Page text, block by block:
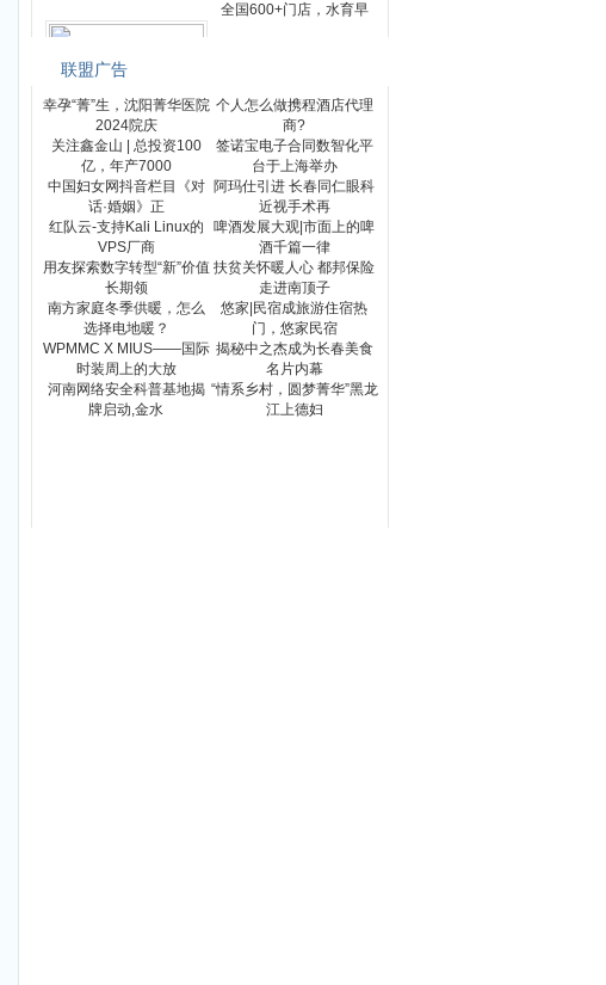
全国600+门店，水育早
用友行业持续领先 创
联盟广告
幸孕“菁”生，沈阳菁华医院
2024院庆
个人怎么做携程酒店代理
商?
关注鑫金山 | 总投资100
亿，年产7000
签诺宝电子合同数智化平
台于上海举办
中国妇女网抖音栏目《对
话·婚姻》正
阿玛仕引进 长春同仁眼科
近视手术再
红队云-支持Kali Linux的
VPS厂商
啤酒发展大观|市面上的啤
酒千篇一律
用友探索数字转型“新”价值
长期领
扶贫关怀暖人心 都邦保险
走进南顶子
南方家庭冬季供暖，怎么
选择电地暖？
悠家|民宿成旅游住宿热
门，悠家民宿
WPMMC X MIUS——国际
时装周上的大放
揭秘中之杰成为长春美食
名片内幕
河南网络安全科普基地揭
牌启动,金水
“情系乡村，圆梦菁华”黑龙
江上德妇